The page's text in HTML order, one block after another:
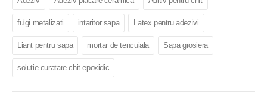
fulgi metalizati intaritor sapa Latex pentru adezivi
Liant pentru sapa mortar de tencuiala Sapa grosiera
solutie curatare chit epoxidic